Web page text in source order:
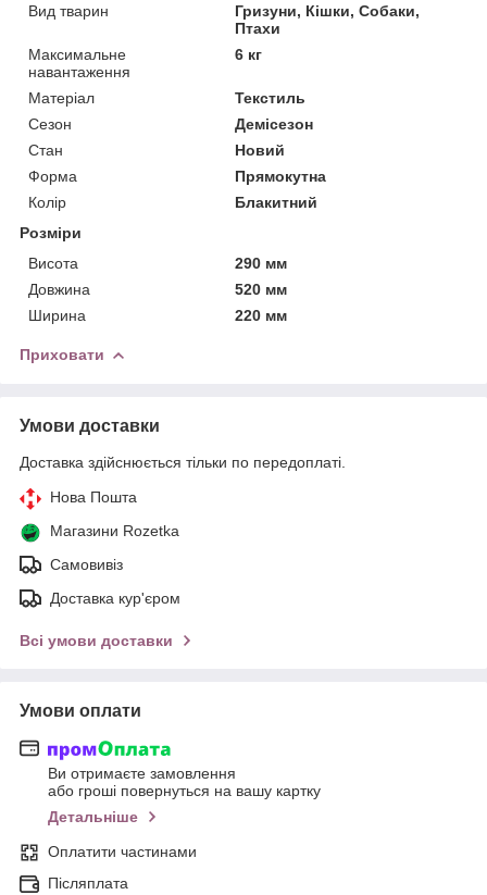
Вид тварин
Гризуни, Кішки, Собаки,
Птахи
Максимальне
навантаження
6 кг
Матеріал
Текстиль
Сезон
Демісезон
Стан
Новий
Форма
Прямокутна
Колір
Блакитний
Розміри
Висота
290 мм
Довжина
520 мм
Ширина
220 мм
Приховати
Умови доставки
Доставка здійснюється тільки по передоплаті.
Нова Пошта
Магазини Rozetka
Самовивіз
Доставка кур'єром
Всі умови доставки
Умови оплати
Ви отримаєте замовлення
або гроші повернуться на вашу картку
Детальніше
Оплатити частинами
Післяплата